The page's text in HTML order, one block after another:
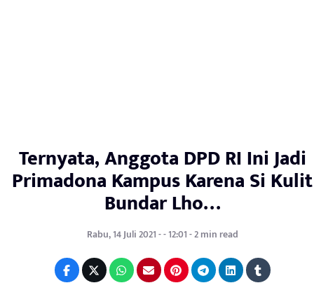
Ternyata, Anggota DPD RI Ini Jadi
Primadona Kampus Karena Si Kulit
Bundar Lho…
Rabu, 14 Juli 2021 - - 12:01 - 2 min read